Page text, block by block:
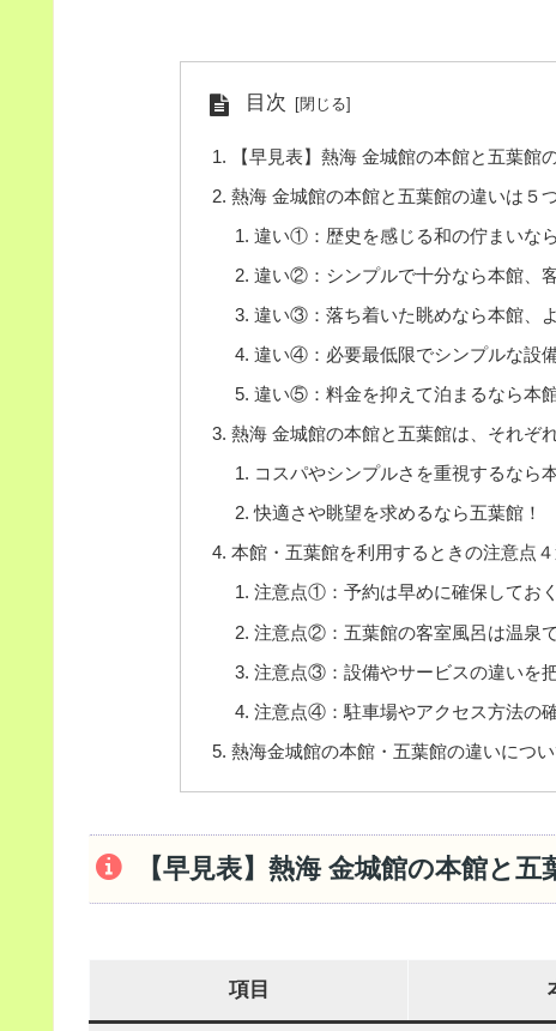
目次
【早見表】熱海 金城館の本館と五葉館
熱海 金城館の本館と五葉館の違いは５
違い①：歴史を感じる和の佇まいな
違い②：シンプルで十分なら本館、
違い③：落ち着いた眺めなら本館、
違い④：必要最低限でシンプルな設
違い⑤：料金を抑えて泊まるなら本
熱海 金城館の本館と五葉館は、それぞ
コスパやシンプルさを重視するなら
快適さや眺望を求めるなら五葉館！
本館・五葉館を利用するときの注意点
注意点①：予約は早めに確保しておく
注意点②：五葉館の客室風呂は温泉
注意点③：設備やサービスの違いを
注意点④：駐車場やアクセス方法の
熱海金城館の本館・五葉館の違いにつ
【早見表】熱海 金城館の本館と
項目